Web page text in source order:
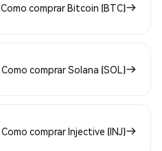
Como comprar Bitcoin (BTC)
Como comprar Solana (SOL)
Como comprar Injective (INJ)